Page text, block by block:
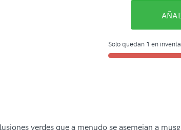
Solo quedan 1 en
verdes que a menudo se asemejan a